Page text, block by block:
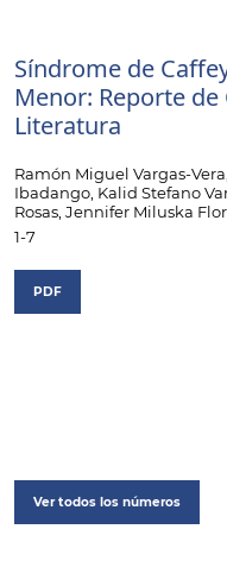
Síndrome de
Menor: Reporte de
Literatura
Ramón Miguel Vargas-
Ibadango, Kalid Stefano
Rosas, Jennifer Miluska
1-7
PDF
Ver todos los números